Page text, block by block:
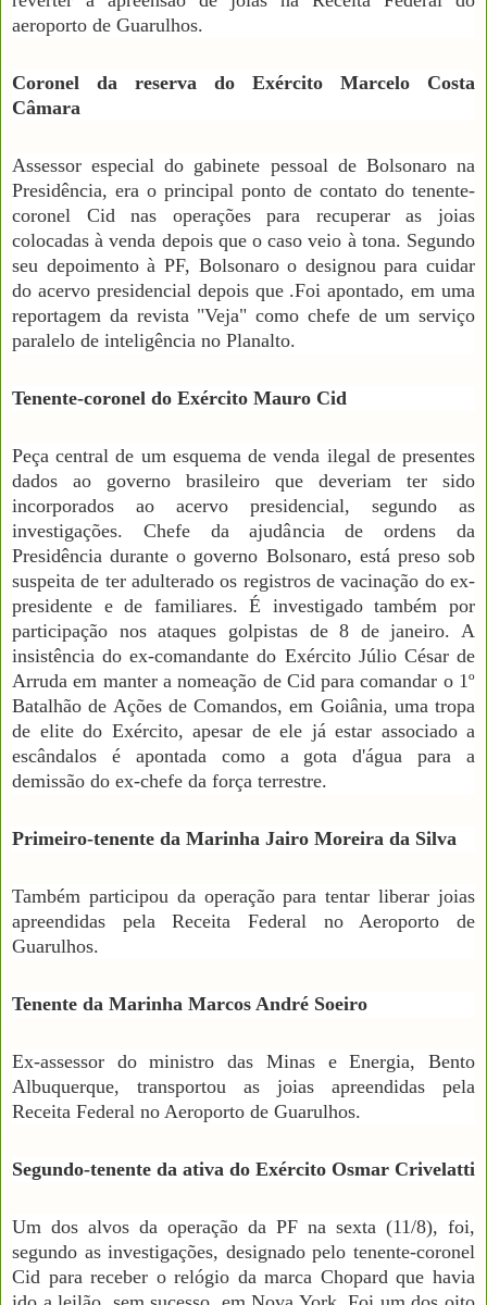
aeroporto de Guarulhos.
Coronel da reserva do Exército Marcelo Costa
Câmara
Assessor especial do gabinete pessoal de Bolsonaro na
Presidência, era o principal ponto de contato do tenente-
coronel Cid nas operações para recuperar as joias
colocadas à venda depois que o caso veio à tona. Segundo
seu depoimento à PF, Bolsonaro o designou para cuidar
do acervo presidencial depois que .Foi apontado, em uma
reportagem da revista "Veja" como chefe de um serviço
paralelo de inteligência no Planalto.
Tenente-coronel do Exército Mauro Cid
Peça central de um esquema de venda ilegal de presentes
dados ao governo brasileiro que deveriam ter sido
incorporados ao acervo presidencial, segundo as
investigações. Chefe da ajudância de ordens da
Presidência durante o governo Bolsonaro, está preso sob
suspeita de ter adulterado os registros de vacinação do ex-
presidente e de familiares. É investigado também por
participação nos ataques golpistas de 8 de janeiro. A
insistência do ex-comandante do Exército Júlio César de
Arruda em manter a nomeação de Cid para comandar o 1º
Batalhão de Ações de Comandos, em Goiânia, uma tropa
de elite do Exército, apesar de ele já estar associado a
escândalos é apontada como a gota d'água para a
demissão do ex-chefe da força terrestre.
Primeiro-tenente da Marinha Jairo Moreira da Silva
Também participou da operação para tentar liberar joias
apreendidas pela Receita Federal no Aeroporto de
Guarulhos.
Tenente da Marinha Marcos André Soeiro
Ex-assessor do ministro das Minas e Energia, Bento
Albuquerque, transportou as joias apreendidas pela
Receita Federal no Aeroporto de Guarulhos.
Segundo-tenente da ativa do Exército Osmar Crivelatti
Um dos alvos da operação da PF na sexta (11/8), foi,
segundo as investigações, designado pelo tenente-coronel
Cid para receber o relógio da marca Chopard que havia